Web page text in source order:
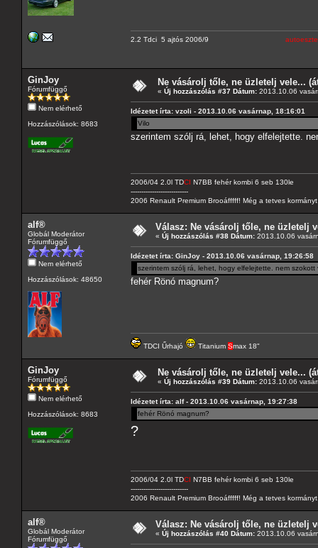
2.2 Tdci 5 ajtós 2006/9
GinJoy
Fórumfüggő
Nem elérhető
Hozzászólások: 8683
Ne vásárolj tőle, ne üzletelj vele...
« Új hozzászólás #37 Dátum: 2013.10.06
Idézetet írta: vzoli - 2013.10.06 vasárnap, 18:16:01
Vilo
szerintem szólj rá, lehet, hogy elfelejtette.
2006/04 2.0l TDCI N7BB fehér kombi 6 seb 130le
---------------------------
2006 Renault Premium Brooáfffff! Még a tetves
alf®
Globál Moderátor
Fórumfüggő
Nem elérhető
Hozzászólások: 48650
Válasz: Ne vásárolj tőle, ne üzletelj
« Új hozzászólás #38 Dátum: 2013.10.06
Idézetet írta: GinJoy - 2013.10.06 vasárnap, 19:26:58
szerintem szólj rá, lehet, hogy elfelejtette. nem szokott
fehér Rönó magnum?
TDCI Űrhajó Titanium Smax 18"
GinJoy
Fórumfüggő
Nem elérhető
Hozzászólások: 8683
Ne vásárolj tőle, ne üzletelj vele...
« Új hozzászólás #39 Dátum: 2013.10.06
Idézetet írta: alf - 2013.10.06 vasárnap, 19:27:38
fehér Rönó magnum?
?
2006/04 2.0l TDCI N7BB fehér kombi 6 seb 130le
---------------------------
2006 Renault Premium Brooáfffff! Még a tetves
alf®
Globál Moderátor
Fórumfüggő
Válasz: Ne vásárolj tőle, ne üzletelj
« Új hozzászólás #40 Dátum: 2013.10.06